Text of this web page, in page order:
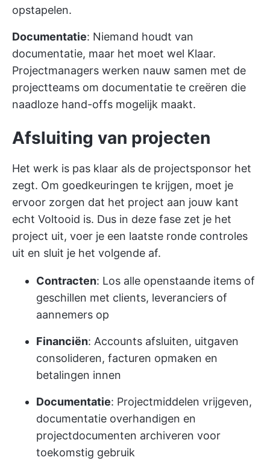
opstapelen.
Documentatie: Niemand houdt van
documentatie, maar het moet wel Klaar.
Projectmanagers werken nauw samen met de
projectteams om documentatie te creëren die
naadloze hand-offs mogelijk maakt.
Afsluiting van projecten
Het werk is pas klaar als de projectsponsor het
zegt. Om goedkeuringen te krijgen, moet je
ervoor zorgen dat het project aan jouw kant
echt Voltooid is. Dus in deze fase zet je het
project uit, voer je een laatste ronde controles
uit en sluit je het volgende af.
Contracten: Los alle openstaande items of
geschillen met clients, leveranciers of
aannemers op
Financiën: Accounts afsluiten, uitgaven
consolideren, facturen opmaken en
betalingen innen
Documentatie: Projectmiddelen vrijgeven,
documentatie overhandigen en
projectdocumenten archiveren voor
toekomstig gebruik